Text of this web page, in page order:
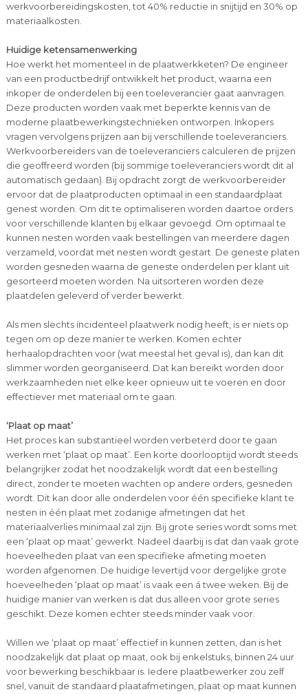
werkvoorbereidingskosten, tot 40% reductie in snijtijd en 30% op
materiaalkosten.
Huidige ketensamenwerking
Hoe werkt het momenteel in de plaatwerkketen? De engineer
van een productbedrijf ontwikkelt het product, waarna een
inkoper de onderdelen bij een toeleverancier gaat aanvragen.
Deze producten worden vaak met beperkte kennis van de
moderne plaatbewerkingstechnieken ontworpen. Inkopers
vragen vervolgens prijzen aan bij verschillende toeleveranciers.
Werkvoorbereiders van de toeleveranciers calculeren de prijzen
die geoffreerd worden (bij sommige toeleveranciers wordt dit al
automatisch gedaan). Bij opdracht zorgt de werkvoorbereider
ervoor dat de plaatproducten optimaal in een standaardplaat
genest worden. Om dit te optimaliseren worden daartoe orders
voor verschillende klanten bij elkaar gevoegd. Om optimaal te
kunnen nesten worden vaak bestellingen van meerdere dagen
verzameld, voordat met nesten wordt gestart. De geneste platen
worden gesneden waarna de geneste onderdelen per klant uit
gesorteerd moeten worden. Na uitsorteren worden deze
plaatdelen geleverd of verder bewerkt.
Als men slechts incidenteel plaatwerk nodig heeft, is er niets op
tegen om op deze manier te werken. Komen echter
herhaalopdrachten voor (wat meestal het geval is), dan kan dit
slimmer worden georganiseerd. Dat kan bereikt worden door
werkzaamheden niet elke keer opnieuw uit te voeren en door
effectiever met materiaal om te gaan.
‘Plaat op maat’
Het proces kan substantieel worden verbeterd door te gaan
werken met ‘plaat op maat’. Een korte doorlooptijd wordt steeds
belangrijker zodat het noodzakelijk wordt dat een bestelling
direct, zonder te moeten wachten op andere orders, gesneden
wordt. Dit kan door alle onderdelen voor één specifieke klant te
nesten in één plaat met zodanige afmetingen dat het
materiaalverlies minimaal zal zijn. Bij grote series wordt soms met
een ‘plaat op maat’ gewerkt. Nadeel daarbij is dat dan vaak grote
hoeveelheden plaat van een specifieke afmeting moeten
worden afgenomen. De huidige levertijd voor dergelijke grote
hoeveelheden ‘plaat op maat’ is vaak een á twee weken. Bij de
huidige manier van werken is dat dus alleen voor grote series
geschikt. Deze komen echter steeds minder vaak voor.
Willen we ‘plaat op maat’ effectief in kunnen zetten, dan is het
noodzakelijk dat plaat op maat, ook bij enkelstuks, binnen 24 uur
voor bewerking beschikbaar is. Iedere plaatbewerker zou zelf
snel, vanuit de standaard plaatafmetingen, plaat op maat kunnen